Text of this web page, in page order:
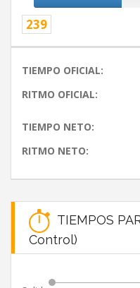
239
TIEMPO OFICIAL:
RITMO OFICIAL:
TIEMPO NETO:
RITMO NETO:
TIEMPOS
Control)